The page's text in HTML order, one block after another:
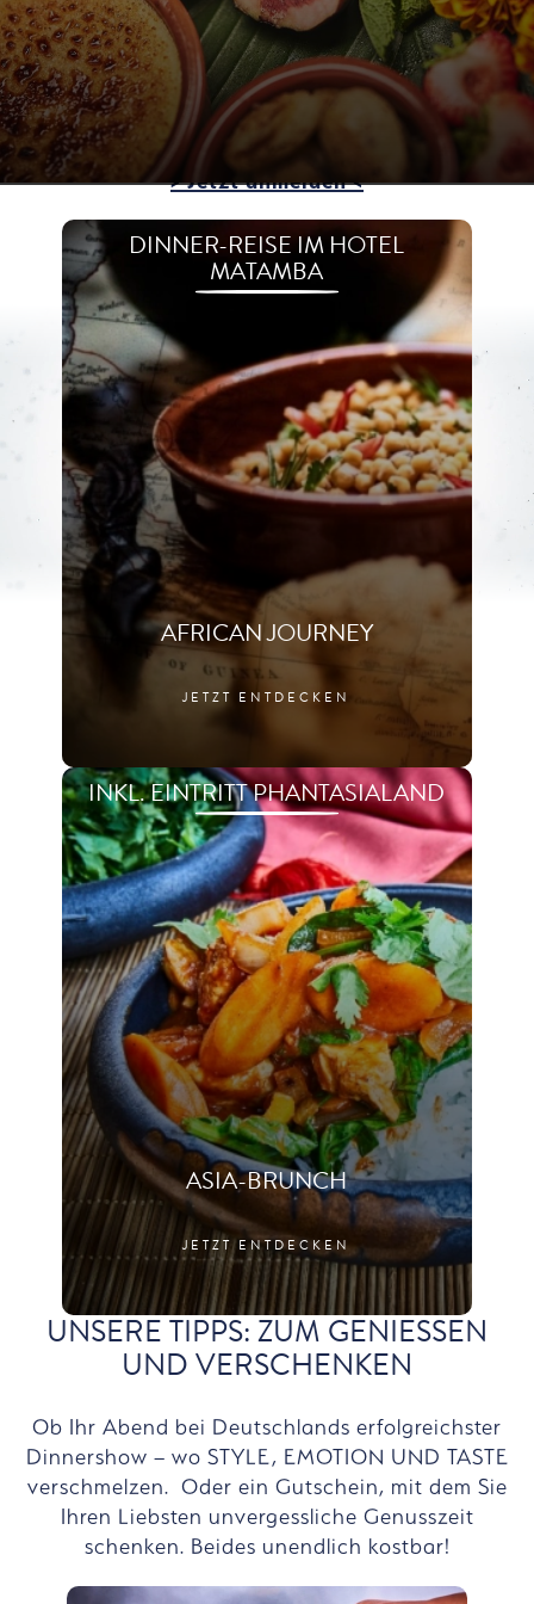
phantastisch!
Übrigens: Lassen Sie sich über unsere
Interessentenliste über weitere kulinarische
Highlights informieren.
> Jetzt anmelden <
DINNER-REISE IM HOTEL
MATAMBA
AFRICAN JOURNEY
JETZT ENTDECKEN
INKL. EINTRITT PHANTASIALAND
ASIA-BRUNCH
JETZT ENTDECKEN
UNSERE TIPPS: ZUM GENIESSEN U
ND VERSCHENKEN
Ob Ihr Abend bei Deutschlands erfolgreichster
Dinnershow – wo STYLE, EMOTION UND TASTE
verschmelzen. Oder ein Gutschein, mit dem Sie
Ihren Liebsten unvergessliche Genusszeit
schenken. Beides unendlich kostbar!